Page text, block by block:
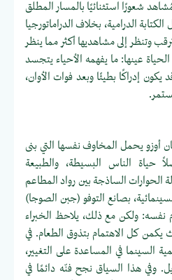
شعورًا استثنائيًا بالمسار المطلق
الدرامية، بخلاف الدراماتورجيا
وتنظر إلى مشاهديها أكثر مما ينظر
عينها: ما يفهمه الأحياء يتجسد
إدراكًا بطيئًا وبعد فوات الأوان،
أوزو يحمل المخاوف نفسها التي بنى
حياة الناس البسيطة، والطبيعة
الحوارات الساذجة بين رواد المطاعم
بصانع التوفو (جبن الصوجا)
نفسه: ولكن مع ذلك، يلاحظ الخبراء
يكمن كل الاهتمام بتذوق الطعام. في
السينما في المساعدة على التغيير،
وفي هذا السياق نجح فنّه دائمًا في